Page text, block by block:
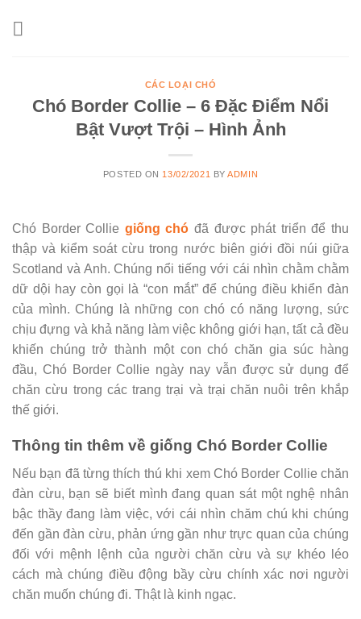
CÁC LOẠI CHÓ
Chó Border Collie – 6 Đặc Điểm Nổi
Bật Vượt Trội – Hình Ảnh
POSTED ON 13/02/2021 BYADMIN
Chó Border Collie giống chó đã được phát triển để thu
thập và kiểm soát cừu trong nước biên giới đồi núi giữa
Scotland và Anh. Chúng nổi tiếng với cái nhìn chằm chằm
dữ dội hay còn gọi là “con mắt” để chúng điều khiển đàn
của mình. Chúng là những con chó có năng lượng, sức
chịu đựng và khả năng làm việc không giới hạn, tất cả đều
khiến chúng trở thành một con chó chăn gia súc hàng
đầu, Chó Border Collie ngày nay vẫn được sử dụng để
chăn cừu trong các trang trại và trại chăn nuôi trên khắp
thế giới.
Thông tin thêm về giống Chó Border Collie
Nếu bạn đã từng thích thú khi xem Chó Border Collie chăn
đàn cừu, bạn sẽ biết mình đang quan sát một nghệ nhân
bậc thầy đang làm việc, với cái nhìn chăm chú khi chúng
đến gần đàn cừu, phản ứng gần như trực quan của chúng
đối với mệnh lệnh của người chăn cừu và sự khéo léo
cách mà chúng điều động bầy cừu chính xác nơi người
chăn muốn chúng đi. Thật là kinh ngạc.